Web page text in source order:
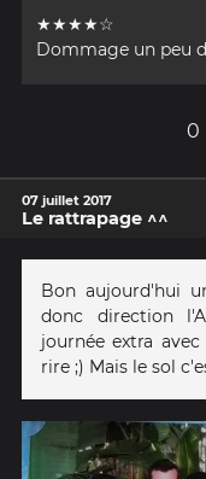
★★★★☆
Dommage un peu
0
07 juillet 2017
Le rattrapage ^^
Bon aujourd'hui
donc direction
journée extra
rire ;) Mais le sol